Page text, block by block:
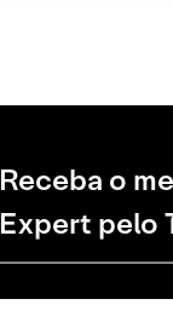
Receba o
Expert pelo